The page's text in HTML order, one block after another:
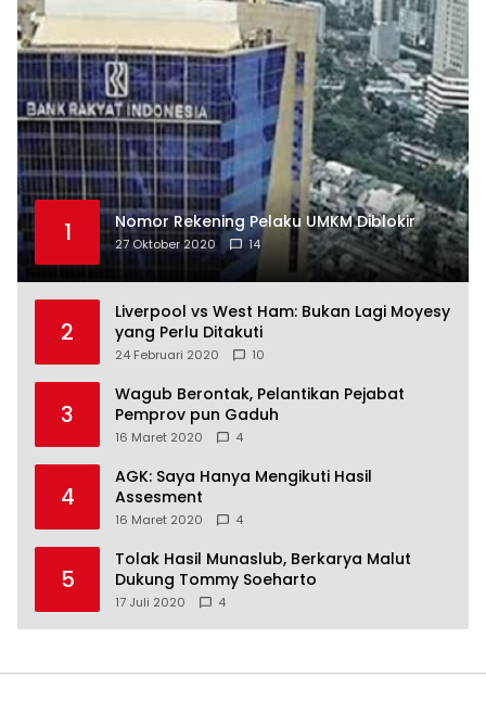
1 Nomor Rekening Pelaku UMKM Diblokir
27 Oktober 2020 14
2
Liverpool vs West Ham: Bukan Lagi Moyesy
yang Perlu Ditakuti
24 Februari 2020 10
3
Wagub Berontak, Pelantikan Pejabat
Pemprov pun Gaduh
16 Maret 2020 4
4
AGK: Saya Hanya Mengikuti Hasil
Assesment
16 Maret 2020 4
5
Tolak Hasil Munaslub, Berkarya Malut
Dukung Tommy Soeharto
17 Juli 2020 4